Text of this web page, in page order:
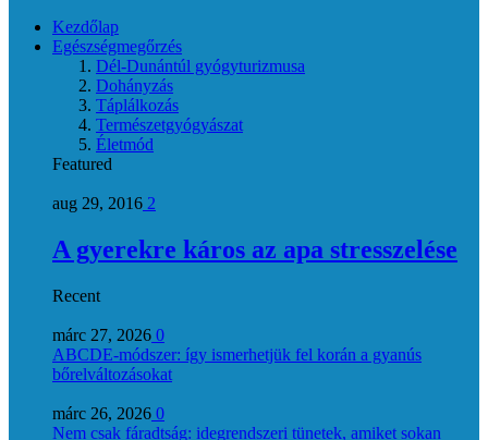
Kezdőlap
Egészségmegőrzés
Dél-Dunántúl gyógyturizmusa
Dohányzás
Táplálkozás
Természetgyógyászat
Életmód
Featured
aug 29, 2016 2
A gyerekre káros az apa stresszelése
Recent
márc 27, 2026 0
ABCDE‑módszer: így ismerhetjük fel korán a gyanús
bőrelváltozásokat
márc 26, 2026 0
Nem csak fáradtság: idegrendszeri tünetek, amiket sokan